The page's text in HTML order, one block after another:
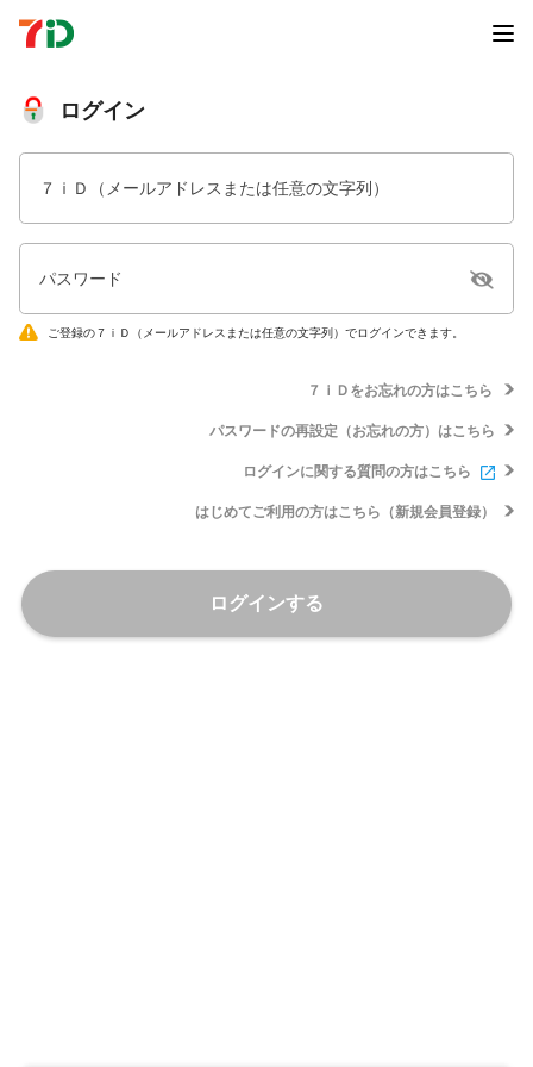
ログイン
７ｉＤ（メールアドレスまたは任意の文字列）
パスワード
ご登録の７ｉＤ（メールアドレスまたは任意の文字列）でログインできます。
７ｉＤをお忘れの方はこちら
パスワードの再設定（お忘れの方）はこちら
ログインに関する質問の方はこちら
はじめてご利用の方はこちら（新規会員登録）
ログインする